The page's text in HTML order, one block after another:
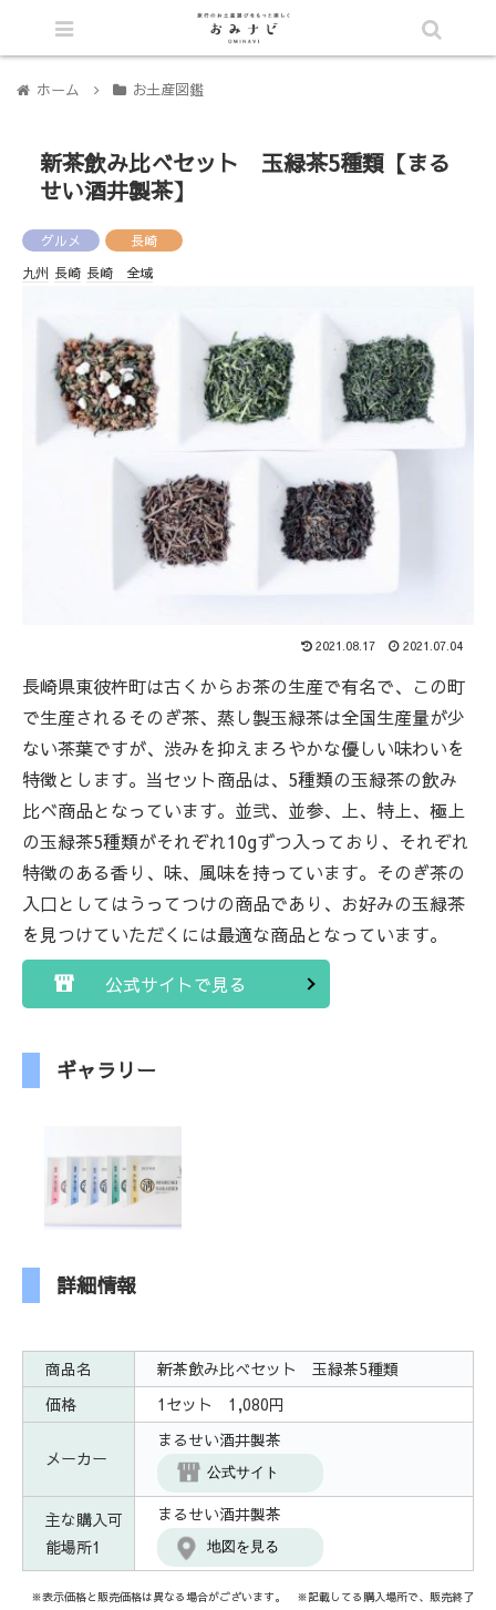
ホーム お土産図鑑
新茶飲み比べセット 玉緑茶5種類【まる
せい酒井製茶】
グルメ
長崎
九州 長崎 長崎 全域
2021.08.17 2021.07.04
長崎県東彼杵町は古くからお茶の生産で有名で、この町
で生産されるそのぎ茶、蒸し製玉緑茶は全国生産量が少
ない茶葉ですが、渋みを抑えまろやかな優しい味わいを
特徴とします。当セット商品は、5種類の玉緑茶の飲み
比べ商品となっています。並弐、並参、上、特上、極上
の玉緑茶5種類がそれぞれ10gずつ入っており、それぞれ
特徴のある香り、味、風味を持っています。そのぎ茶の
入口としてはうってつけの商品であり、お好みの玉緑茶
を見つけていただくには最適な商品となっています。
公式サイトで見る
ギャラリー
詳細情報
商品名
新茶飲み比べセット 玉緑茶5種類
価格
1セット 1,080円
メーカー
まるせい酒井製茶
公式サイト
主な購入可
能場所1
まるせい酒井製茶
地図を見る
※表示価格と販売価格は異なる場合がございます。 ※記載してる購入場所で、販売終了
シェア